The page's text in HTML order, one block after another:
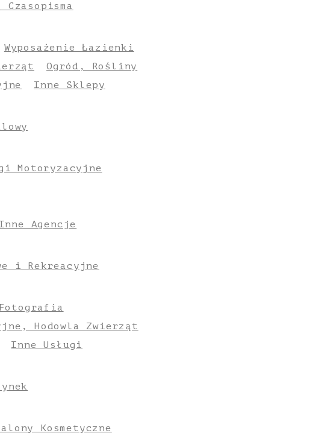
Wyposażenie Łazienki
Ogród, Rośliny
Inne Sklepy
Motoryzacyjne
Inne Agencje
i Rekreacyjne
Fotografia
Hodowla Zwierząt
Inne Usługi
Kosmetyczne